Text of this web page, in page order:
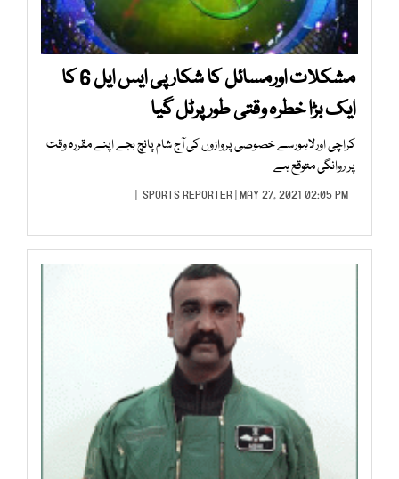
مشکلات اورمسائل کا شکارپی ایس ایل 6 کا
ایک بڑا خطرہ وقتی طورپرٹل گیا
کراچی اورلاہورسے خصوصی پروازوں کی آج شام پانچ بجے اپنے مقررہ وقت
پر روانگی متوقع ہے
SPORTS REPORTER| MAY 27, 2021 02:05 PM |